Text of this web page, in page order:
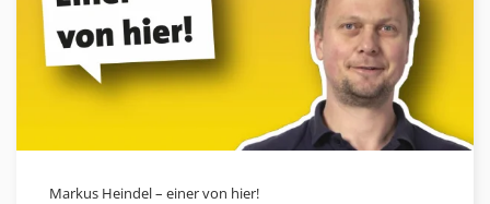
Markus Heindel – einer von hier!